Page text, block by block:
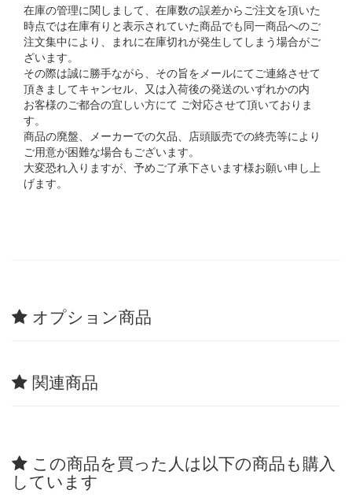
在庫の管理に関しまして、在庫数の誤差からご注文を頂いた
時点では在庫有りと表示されていた商品でも同一商品へのご
注文集中により、まれに在庫切れが発生してしまう場合がご
ざいます。
その際は誠に勝手ながら、その旨をメールにてご連絡させて
頂きましてキャンセル、又は入荷後の発送のいずれかの内
お客様のご都合の宜しい方にて ご対応させて頂いておりま
す。
商品の廃盤、メーカーでの欠品、店頭販売での終売等により
ご用意が困難な場合もございます。
大変恐れ入りますが、予めご了承下さいます様お願い申し上
げます。
オプション商品
関連商品
この商品を買った人は以下の商品も購入
しています